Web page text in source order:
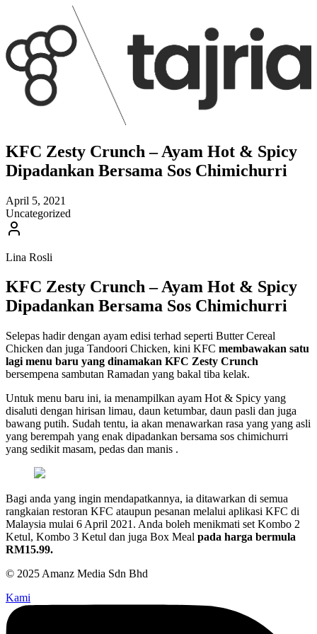
KFC Zesty Crunch – Ayam Hot & Spicy
Dipadankan Bersama Sos Chimichurri
April 5, 2021
Uncategorized
Lina Rosli
KFC Zesty Crunch – Ayam Hot & Spicy
Dipadankan Bersama Sos Chimichurri
Selepas hadir dengan ayam edisi terhad seperti Butter Cereal
Chicken dan juga Tandoori Chicken, kini KFC membawakan satu
lagi menu baru yang dinamakan KFC Zesty Crunch
bersempena sambutan Ramadan yang bakal tiba kelak.
Untuk menu baru ini, ia menampilkan ayam Hot & Spicy yang
disaluti dengan hirisan limau, daun ketumbar, daun pasli dan juga
bawang putih. Sudah tentu, ia akan menawarkan rasa yang yang asli
yang berempah yang enak dipadankan bersama sos chimichurri
yang sedikit masam, pedas dan manis .
Bagi anda yang ingin mendapatkannya, ia ditawarkan di semua
rangkaian restoran KFC ataupun pesanan melalui aplikasi KFC di
Malaysia mulai 6 April 2021. Anda boleh menikmati set Kombo 2
Ketul, Kombo 3 Ketul dan juga Box Meal pada harga bermula
RM15.99.
© 2025 Amanz Media Sdn Bhd
Kami